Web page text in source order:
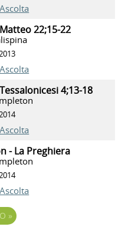
Ascolta
22;15-22
Ascolta
4;13-18
Ascolta
- La Preghiera
Ascolta
»